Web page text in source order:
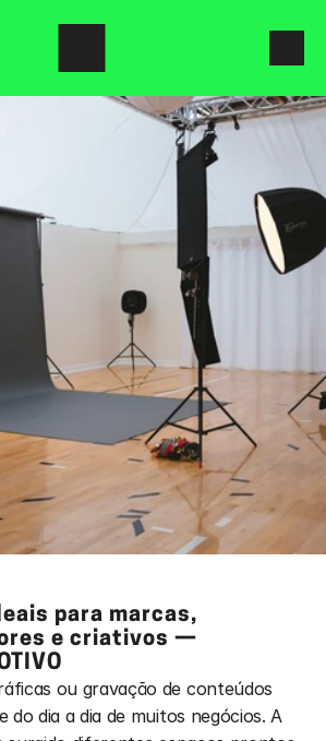
para marcas,
e criativos —
ou gravação de conteúdos
do dia a dia de muitos negócios. A